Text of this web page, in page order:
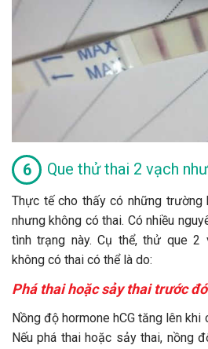
Que thử thai 2 vạch
Thực tế cho thấy có những
nhưng không có thai. Có nhiều
tình trạng này. Cụ thể, thử que 2
không có thai có thể là do:
Phá thai hoặc sảy thai trước đó
Nồng độ hormone hCG tăng lên khi
Nếu phá thai hoặc sảy thai, nồng